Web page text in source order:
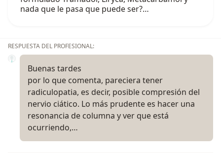
nada que le pasa que puede ser?…
RESPUESTA DEL PROFESIONAL:
Buenas tardes
por lo que comenta, pareciera tener
radiculopatia, es decir, posible compresión del
nervio ciático. Lo más prudente es hacer una
resonancia de columna y ver que está
ocurriendo,…